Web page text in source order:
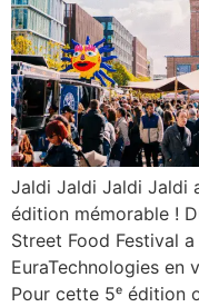
Jaldi Jaldi Jaldi Jaldi
édition mémorable !
Street Food Festival
EuraTechnologies
Pour cette 5ᵉ édition